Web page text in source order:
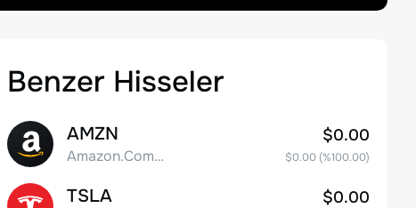
Benzer Hisseler
AMZN
Amazon.Com Inc
$0.00
$0.00(%100.00)
TSLA $0.00